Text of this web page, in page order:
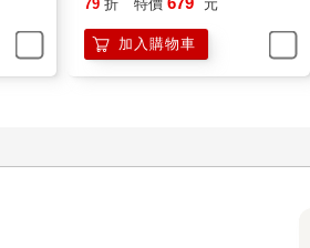
後，那塊岩石上就出現這個「愛心」的
了阿米。那個標誌彷彿是鏤刻在石塊
79 折 特價 元
加入購物車